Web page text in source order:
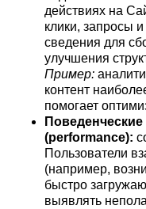
действиях на
клики, запросы
сведения для
улучшения
Пример:
контент
помогает
(performance):
Пользователи
(например,
быстро
выявлять